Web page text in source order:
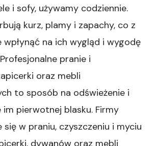
i sofy, używamy codziennie.
kurz, plamy i zapachy, co z
wpłynąć na ich wygląd i wygodę
pranie i
oraz mebli
to sposób na odświeżenie i
pierwotnej blasku. Firmy
się w praniu, czyszczeniu i myciu